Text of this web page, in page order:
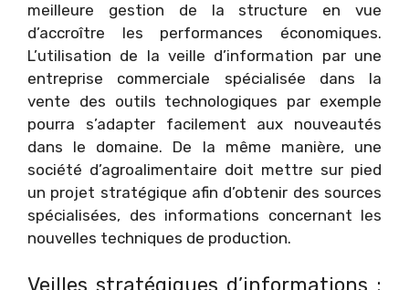
meilleure gestion de la structure en vue
d’accroître les performances économiques.
L’utilisation de la veille d’information par une
entreprise commerciale spécialisée dans la
vente des outils technologiques par exemple
pourra s’adapter facilement aux nouveautés
dans le domaine. De la même manière, une
société d’agroalimentaire doit mettre sur pied
un projet stratégique afin d’obtenir des sources
spécialisées, des informations concernant les
nouvelles techniques de production.
Veilles stratégiques d’informations :